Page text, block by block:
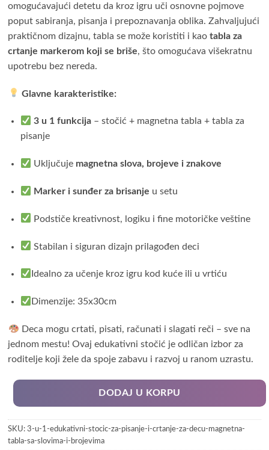
omogućavajući detetu da kroz igru uči osnovne pojmove
poput sabiranja, pisanja i prepoznavanja oblika. Zahvaljujući
praktičnom dizajnu, tabla se može koristiti i kaotabla za
crtanje markerom koji se briše, što omogućava višekratnu
upotrebu bez nereda.
Glavne karakteristike:
3 u 1 funkcija – stočić + magnetna tabla + tabla za
pisanje
Uključuje magnetna slova, brojeve i znakove
Marker i sunđer za brisanje u setu
Podstiče kreativnost, logiku i fine motoričke veštine
Stabilan i siguran dizajn prilagođen deci
Idealno za učenje kroz igru kod kuće ili u vrtiću
Dimenzije: 35x30cm
Deca mogu crtati, pisati, računati i slagati reči – sve na
jednom mestu! Ovaj edukativni stočić je odličan izbor za
roditelje koji žele da spoje zabavu i razvoj u ranom uzrastu.
DODAJ U KORPU
SKU:3-u-1-edukativni-stocic-za-pisanje-i-crtanje-za-decu-magnetna-
tabla-sa-slovima-i-brojevima